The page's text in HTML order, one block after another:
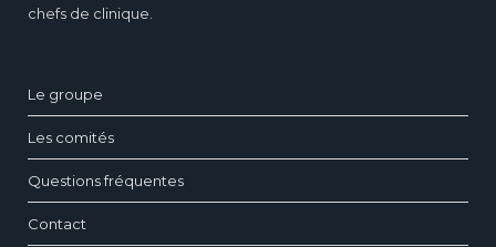
chefs de clinique.
Le groupe
Les comités
Questions fréquentes
Contact